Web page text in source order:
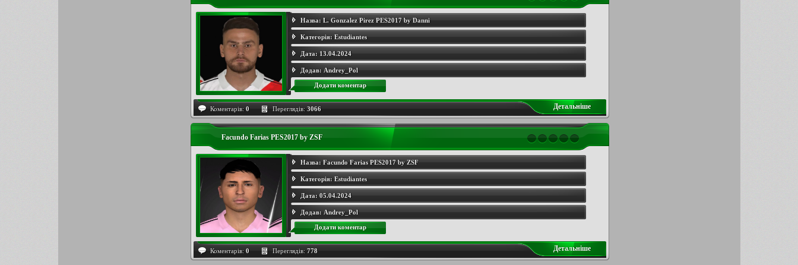
Назва: L. Gonzalez Pirez PES2017 by Danni
Категорія: Estudiantes
Дата: 13.04.2024
Додав: Andrey_Pol
Додати коментар
Коментарів: 0 Переглядів: 3066 Детальнiше
Facundo Farias PES2017 by ZSF
Назва: Facundo Farias PES2017 by ZSF
Категорія: Estudiantes
Дата: 05.04.2024
Додав: Andrey_Pol
Додати коментар
Коментарів: 0 Переглядів: 778 Детальнiше